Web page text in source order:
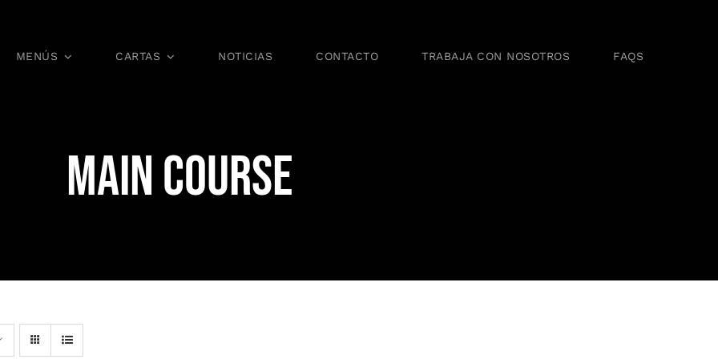
MENÚS CARTAS NOTICIAS CONTACTO TRABAJA CON NOSOTROS FAQS
MAIN COURSE